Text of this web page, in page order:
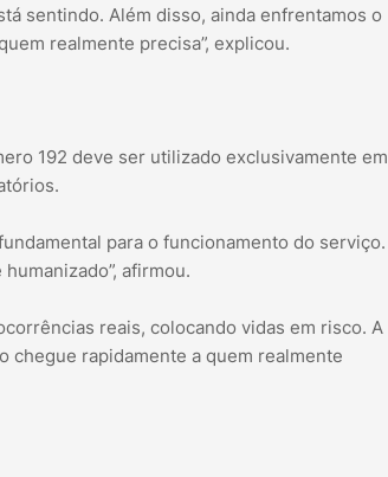
sentindo. Além disso, ainda enfrentamos o
realmente precisa”, explicou.
192 deve ser utilizado exclusivamente em
para o funcionamento do serviço.
afirmou.
reais, colocando vidas em risco. A
chegue rapidamente a quem realmente